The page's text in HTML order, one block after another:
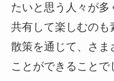
たいと思う人々が多
共有して楽しむの
散策を通じて、さま
ことができることで